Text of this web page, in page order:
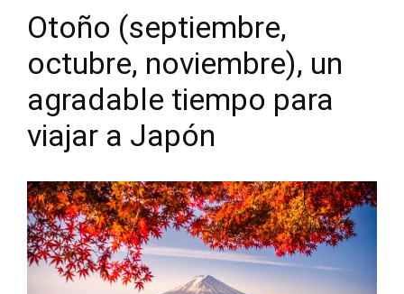
Otoño (septiembre,
octubre, noviembre), un
agradable tiempo para
viajar a Japón